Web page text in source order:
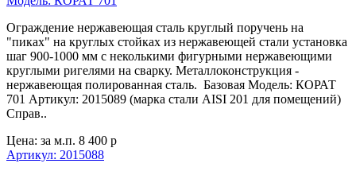
Ограждение нержавеющая сталь круглый поручень на
"пиках" на круглых стойках из нержавеющей стали установка
шаг 900-1000 мм с неколькими фигурными нержавеющими
круглыми ригелями на сварку. Металлоконструкция -
нержавеющая полированная сталь. Базовая Модель: КОРАТ
701 Артикул: 2015089 (марка стали AISI 201 для помещений)
Справ..
Цена: за м.п. 8 400 р
Артикул: 2015088